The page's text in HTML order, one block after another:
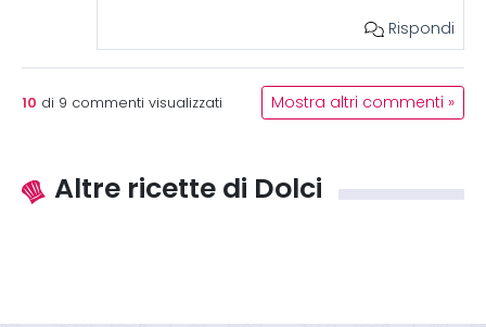
Rispondi
10 di 9 commenti visualizzati Mostra altri commenti »
Altre ricette di Dolci